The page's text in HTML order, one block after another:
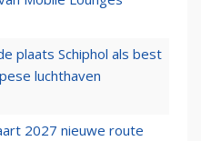
plaats Schiphol als best
luchthaven
2027 nieuwe route